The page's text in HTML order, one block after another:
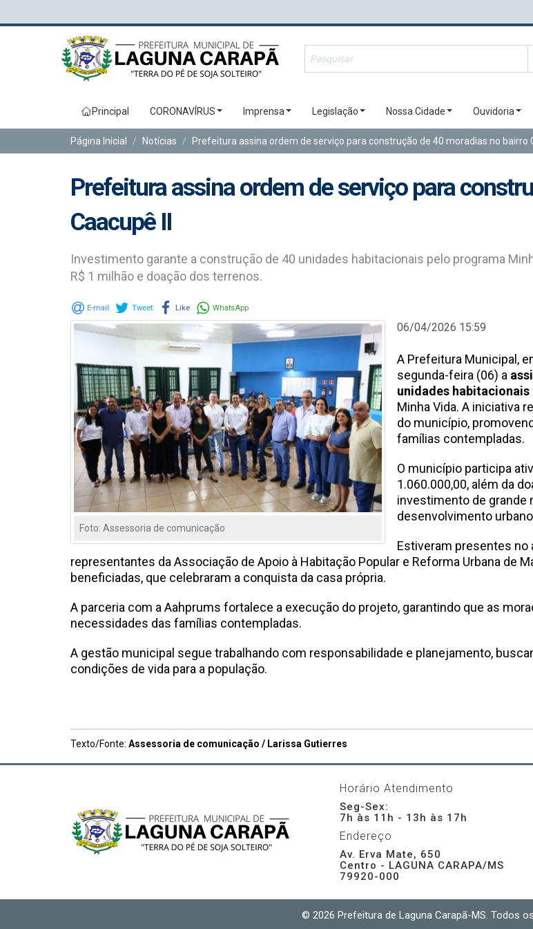
Principal CORONAVÍRUS Imprensa Legislação Nossa Cidade Ouvidoria
Página Inicial Notícias Prefeitura assina ordem de serviço para construção de 40 moradias no bairro
Prefeitura assina ordem de serviço para
Caacupê II
Investimento garante a construção de 40 unidades habitacionais pelo programa
R$ 1 milhão e doação dos terrenos.
E-mail Tweet Like WhatsApp
Foto: Assessoria de comunicação
06/04/2026 15:59
A Prefeitura Municipal,
segunda-feira (06) a
unidades habitacionais
Minha Vida. A iniciativa
do município,
famílias contempladas.
O município participa
1.060.000,00, além da
investimento de grande
desenvolvimento
Estiveram presentes no
representantes da Associação de Apoio à Habitação Popular e Reforma Urbana de
beneficiadas, que celebraram a conquista da casa própria.
A parceria com a Aahprums fortalece a execução do projeto, garantindo que as
necessidades das famílias contempladas.
A gestão municipal segue trabalhando com responsabilidade e planejamento,
condições de vida para a população.
Texto/Fonte: Assessoria de comunicação / Larissa Gutierres
Horário Atendimento
Seg-Sex:
7h às 11h - 13h às 17h
Endereço
Av. Erva Mate, 650
Centro - LAGUNA CARAPA/MS
79920-000
© 2026 Prefeitura de Laguna Carapã-MS. Todos